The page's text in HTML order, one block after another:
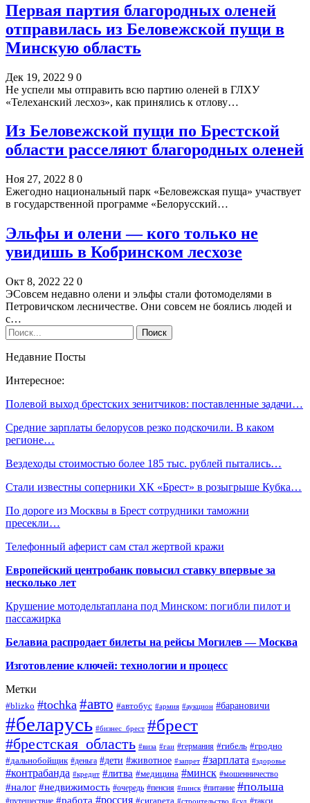
Первая партия благородных оленей
отправилась из Беловежской пущи в
Минскую область
Дек 19, 2022 9 0
Не успели мы отправить всю партию оленей в ГЛХУ
«Телеханский лесхоз», как принялись к отлову…
Из Беловежской пущи по Брестской
области расселяют благородных оленей
Ноя 27, 2022 8 0
Ежегодно национальный парк «Беловежская пуща» участвует
в государственной программе «Белорусский…
Эльфы и олени — кого только не
увидишь в Кобринском лесхозе
Окт 8, 2022 22 0
ЭСовсем недавно олени и эльфы стали фотомоделями в
Петровичском лесничестве. Они совсем не боялись людей и
с…
Недавние Посты
Интересное:
Полевой выход брестских зенитчиков: поставленные задачи…
Средние зарплаты белорусов резко подскочили. В каком
регионе…
Вездеходы стоимостью более 185 тыс. рублей пытались…
Стали известны соперники ХК «Брест» в розыгрыше Кубка…
По дороге из Москвы в Брест сотрудники таможни
пресекли…
Телефонный аферист сам стал жертвой кражи
Европейский центробанк повысил ставку впервые за
несколько лет
Крушение мотодельтаплана под Минском: погибли пилот и
пассажирка
Белавиа распродает билеты на рейсы Могилев — Москва
Изготовление ключей: технологии и процесс
Метки
#blizko #tochka #авто #автобус #армия #аукцион #барановичи
#беларусь #бизнес_брест #брест
#брестская_область #виза #гаи #германия #гибель #гродно
#дальнобойщик #деньга #дети #животное #запрет #зарплата #здоровье
#контрабанда #кредит #литва #медицина #минск #мошенничество
#налог #недвижимость #очередь #пенсия #пинск #питание #польша
#путешествие #работа #россия #сигарета #строительство #суд #такси